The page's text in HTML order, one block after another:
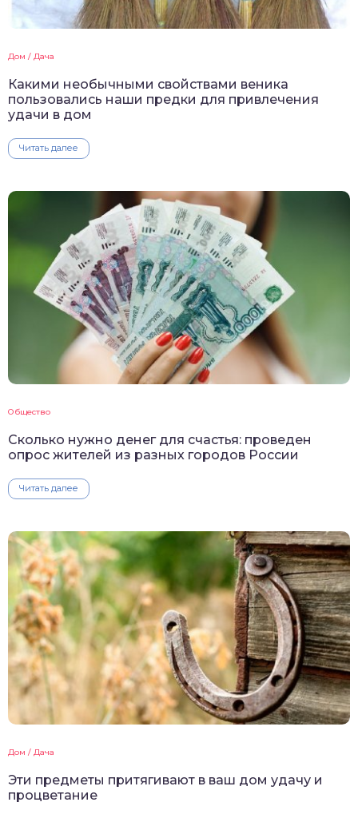
Дом / Дача
Какими необычными свойствами веника
пользовались наши предки для привлечения
удачи в дом
Читать далее
Общество
Сколько нужно денег для счастья: проведен
опрос жителей из разных городов России
Читать далее
Дом / Дача
Эти предметы притягивают в ваш дом удачу и
процветание